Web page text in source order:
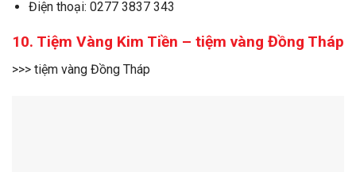
Điện thoại: 0277 3837 343
10. Tiệm Vàng Kim Tiền – tiệm vàng Đồng Tháp
>>> tiệm vàng Đồng Tháp